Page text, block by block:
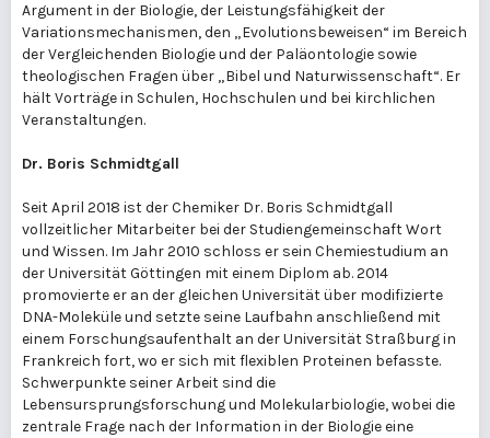
Argument in der Biologie, der Leistungsfähigkeit der
Variationsmechanismen, den „Evolutionsbeweisen“ im Bereich
der Vergleichenden Biologie und der Paläontologie sowie
theologischen Fragen über „Bibel und Naturwissenschaft“. Er
hält Vorträge in Schulen, Hochschulen und bei kirchlichen
Veranstaltungen.
Dr. Boris Schmidtgall
Seit April 2018 ist der Chemiker Dr. Boris Schmidtgall
vollzeitlicher Mitarbeiter bei der Studiengemeinschaft Wort
und Wissen. Im Jahr 2010 schloss er sein Chemiestudium an
der Universität Göttingen mit einem Diplom ab. 2014
promovierte er an der gleichen Universität über modifizierte
DNA-Moleküle und setzte seine Laufbahn anschließend mit
einem Forschungsaufenthalt an der Universität Straßburg in
Frankreich fort, wo er sich mit flexiblen Proteinen befasste.
Schwerpunkte seiner Arbeit sind die
Lebensursprungsforschung und Molekularbiologie, wobei die
zentrale Frage nach der Information in der Biologie eine